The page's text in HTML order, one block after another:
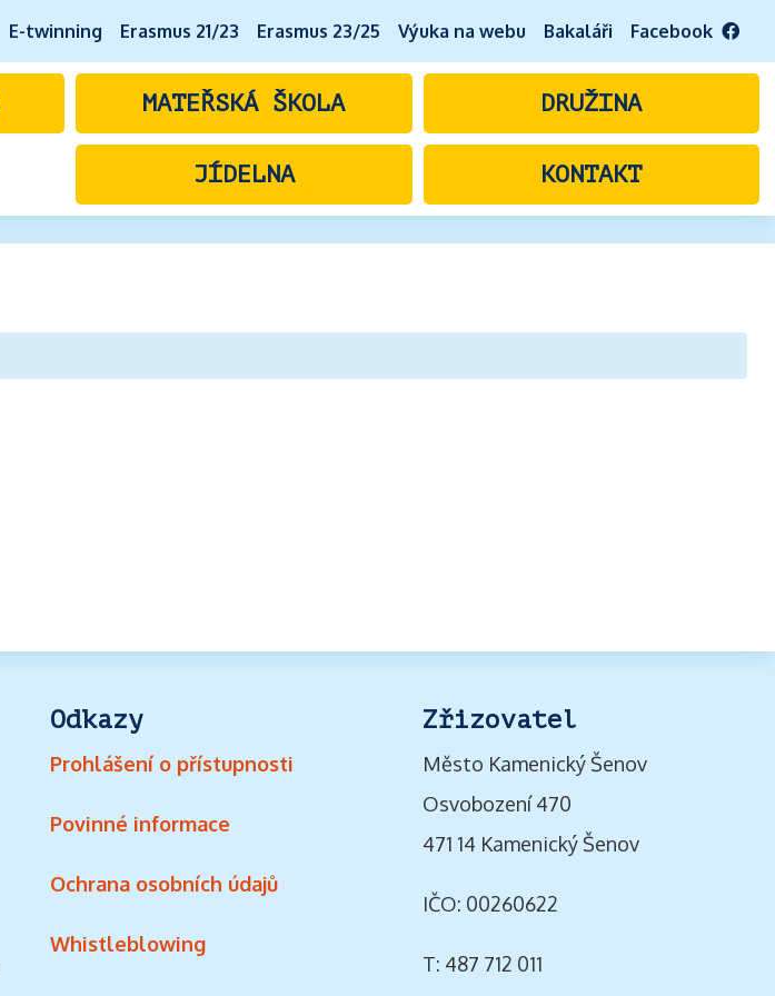
E-twinning Erasmus 21/23 Erasmus 23/25 Výuka na webu Bakaláři Facebook
MATEŘSKÁ ŠKOLA DRUŽINA
JÍDELNA KONTAKT
Odkazy
Prohlášení o přístupnosti
Povinné informace
Ochrana osobních údajů
Whistleblowing
Zřizovatel
Město Kamenický Šenov
Osvobození 470
471 14 Kamenický Šenov
IČO: 00260622
T: 487 712 011